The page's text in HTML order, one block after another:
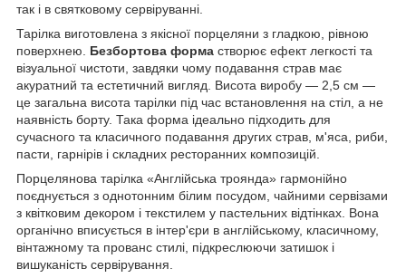
так і в святковому сервіруванні.
Тарілка виготовлена з якісної порцеляни з гладкою, рівною
поверхнею. Безбортова форма створює ефект легкості та
візуальної чистоти, завдяки чому подавання страв має
акуратний та естетичний вигляд. Висота виробу — 2,5 см —
це загальна висота тарілки під час встановлення на стіл, а не
наявність борту. Така форма ідеально підходить для
сучасного та класичного подавання других страв, м'яса, риби,
пасти, гарнірів і складних ресторанних композицій.
Порцелянова тарілка «Англійська троянда» гармонійно
поєднується з однотонним білим посудом, чайними сервізами
з квітковим декором і текстилем у пастельних відтінках. Вона
органічно вписується в інтер'єри в англійському, класичному,
вінтажному та прованс стилі, підкреслюючи затишок і
вишуканість сервірування.